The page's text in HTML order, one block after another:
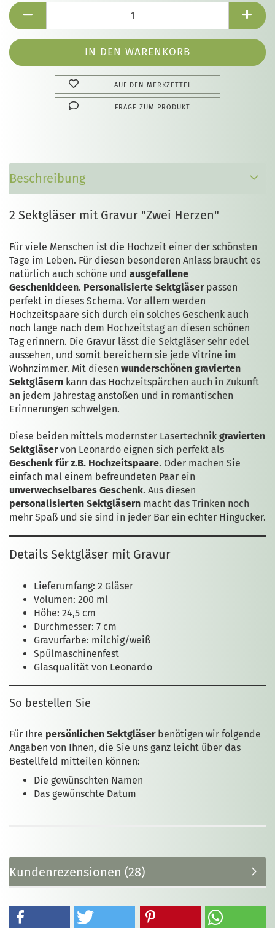
AUF DEN MERKZETTEL
FRAGE ZUM PRODUKT
Beschreibung
2 Sektgläser mit Gravur "Zwei Herzen"
Für viele Menschen ist die Hochzeit einer der schönsten
Tage im Leben. Für diesen besonderen Anlass braucht es
natürlich auch schöne und ausgefallene
Geschenkideen. Personalisierte Sektgläserpassen
perfekt in dieses Schema. Vor allem werden
Hochzeitspaare sich durch ein solches Geschenk auch
noch lange nach dem Hochzeitstag an diesen schönen
Tag erinnern. Die Gravur lässt die Sektgläser sehr edel
aussehen, und somit bereichern sie jede Vitrine im
Wohnzimmer. Mit diesen wunderschönen gravierten
Sektgläsern kann das Hochzeitspärchen auch in Zukunft
an jedem Jahrestag anstoßen und in romantischen
Erinnerungen schwelgen.
Diese beiden mittels modernster Lasertechnik gravierten
Sektgläservon Leonardo eignen sich perfekt als
Geschenk für z.B. Hochzeitspaare. Oder machen Sie
einfach mal einem befreundeten Paar ein
unverwechselbares Geschenk. Aus diesen
personalisierten Sektgläsern macht das Trinken noch
mehr Spaß und sie sind in jeder Bar ein echter Hingucker.
Details Sektgläser mit Gravur
Lieferumfang: 2 Gläser
Volumen: 200 ml
Höhe: 24,5 cm
Durchmesser: 7 cm
Gravurfarbe: milchig/weiß
Spülmaschinenfest
Glasqualität von Leonardo
So bestellen Sie
Für Ihre persönlichen Sektgläserbenötigen wir folgende
Angaben von Ihnen, die Sie uns ganz leicht über das
Bestellfeld mitteilen können:
Die gewünschten Namen
Das gewünschte Datum
Kundenrezensionen (28)